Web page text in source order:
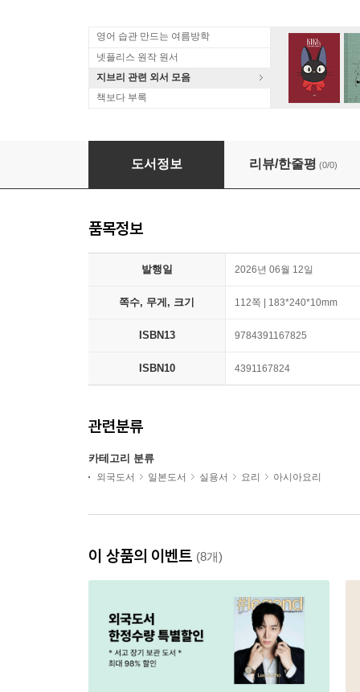
영어 습관 만드는 여름방학
넷플리스 원작 원서
지브리 관련 외서 모음
책보다 부록
每日食べたいベトナムおかず帖
도서정보 리뷰/한줄평 (0/0)
품목정보
발행일 2026년 06월 12일
쪽수, 무게, 크기 112쪽 | 183*240*10mm
ISBN13 9784391167825
ISBN10 4391167824
관련분류
카테고리 분류
외국도서 일본도서 실용서 요리 아시아요리
이 상품의 이벤트 (8개)